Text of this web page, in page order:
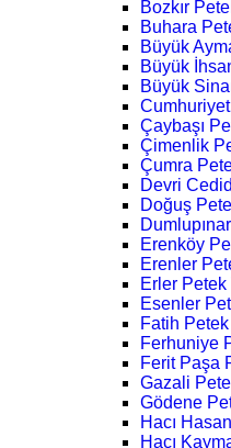
Bozkır
Buhara
Büyük
Büyük
Büyük
Çaybaşı
Çimenlik
Çumra
Devri
Doğuş
Erenköy
Erenler
Erler
Esenler
Fatih
Ferhuniye
Ferit Paşa
Gazali
Gödene
Hacı
Hacı